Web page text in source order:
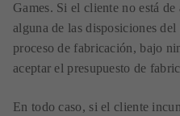
Games. Si el cliente no está
alguna de las disposiciones
proceso de fabricación, bajo
aceptar el presupuesto de
En todo caso, si el cliente